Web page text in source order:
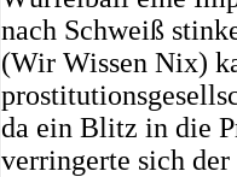
nach Schweiß
(Wir Wissen Nix)
da ein Blitz in die
verringerte sich